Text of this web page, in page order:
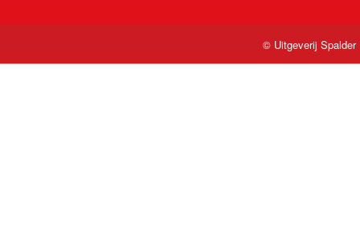
© Uitgeverij